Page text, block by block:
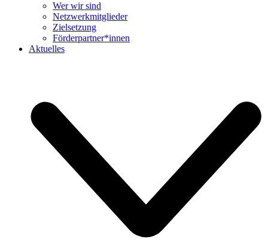
Wer wir sind
Netzwerkmitglieder
Zielsetzung
Förderpartner*innen
Aktuelles